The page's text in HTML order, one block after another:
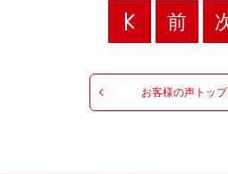
前
お客様の声トッ